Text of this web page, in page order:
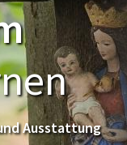
Ausstattung